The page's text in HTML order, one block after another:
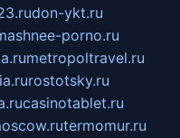
don-ykt.ru
porno.ru
metropoltravel.ru
rostotsky.ru
casinotablet.ru
termomur.ru